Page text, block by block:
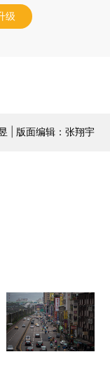
级
| 版面编辑：张翔宇